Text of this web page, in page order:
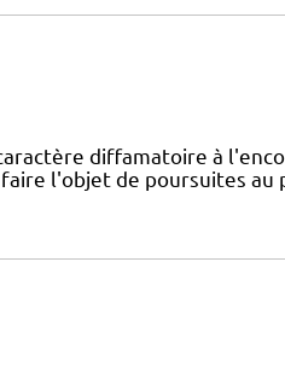
diffamatoire à
l'objet de poursuites au